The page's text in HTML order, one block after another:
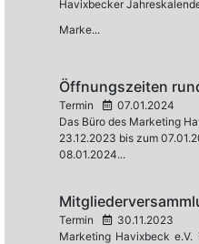
Havixbecker
Marke...
Öffnungszeiten
Termin
07.01.2024
Das Büro des Marketing
23.12.2023 bis zum
08.01.2024...
Termin
30.11.2023
Marketing Havixbeck